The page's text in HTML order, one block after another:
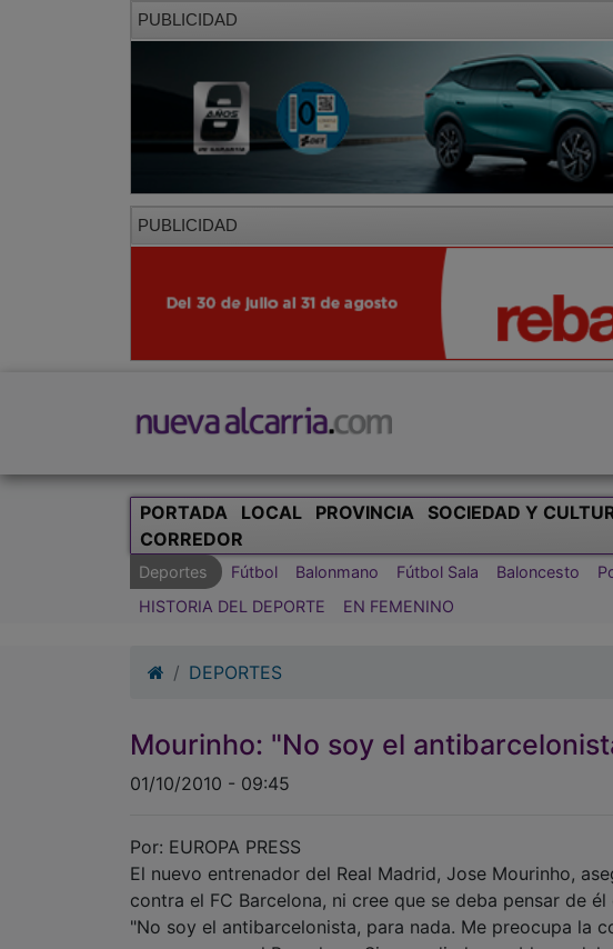
PUBLICIDAD
PUBLICIDAD
PORTADA LOCAL PROVINCIA SOCIEDAD Y
CORREDOR
Deportes Fútbol Balonmano Fútbol Sala Baloncesto
HISTORIA DEL DEPORTE
EN FEMENINO
DEPORTES
Mourinho: "No soy el
01/10/2010 - 09:45
Por: EUROPA PRESS
El nuevo entrenador del Real Madrid, Jose Mourinho,
contra el FC Barcelona, ni cree que se deba pensar de
"No soy el antibarcelonista, para nada. Me preocupa la